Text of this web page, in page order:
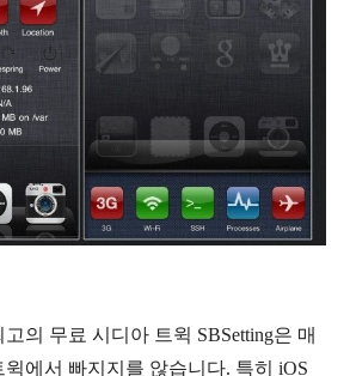
의 무료 시디아 트윅 SBSetting은 매
에서 빠지지를 않습니다. 특히 iOS